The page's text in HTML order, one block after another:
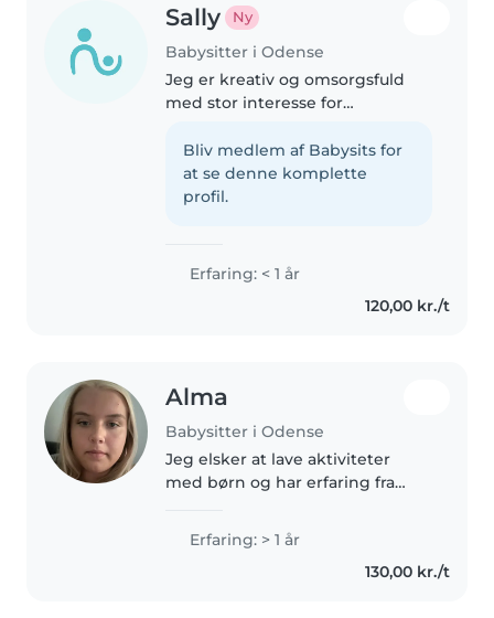
Sally Ny
Babysitter i Odense
Jeg er kreativ og omsorgsfuld
med stor interesse for
og førskolebørn. Jeg er flydende
i dansk og engelsk og er vant til
at støtte børn med forskellige..
Bliv medlem af Babysits for
at se denne komplette
profil.
Erfaring: < 1 år
120,00 kr./t
Alma
Babysitter i Odense
Jeg elsker at lave aktiviteter
med børn og har erfaring fra
da hun var yngre. Jeg synes
musik og håndværk er rigtigt
hyggeligt og at skabe sjove og
Erfaring: > 1 år
130,00 kr./t